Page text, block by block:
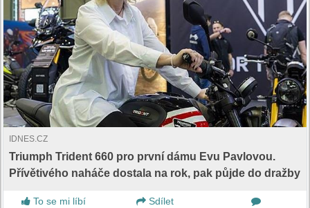
IDNES.CZ
Triumph Trident 660 pro první dámu Evu Pavlovou.
Přívětivého naháče dostala na rok, pak půjde do dražby
To se mi líbí
Sdílet